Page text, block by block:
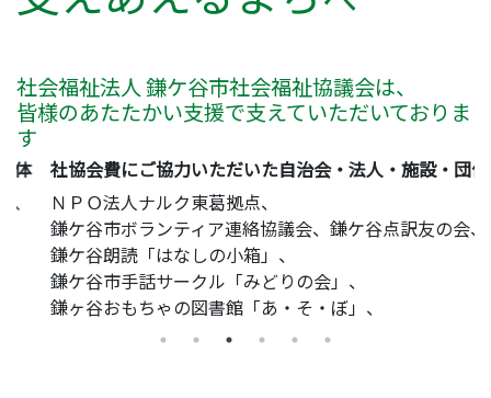
社会福祉法人 鎌ケ谷市社会福祉協議会は、
皆様のあたたかい支援で支えていただいておりま
す
社協会費にご協力いただいた自治会・法人・施設・団体
ＮＰＯ法人ナルク東葛拠点
鎌ケ谷市ボランティア連絡協議会
鎌ケ谷点訳友の会
鎌ケ谷朗読「はなしの小箱」
鎌ケ谷市手話サークル「みどりの会」
鎌ヶ谷おもちゃの図書館「あ・そ・ぼ」
鎌ヶ谷ボランティアサークルたんぽぽ